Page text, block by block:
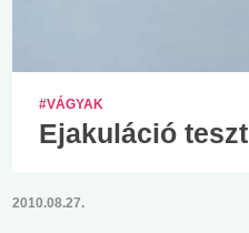
#VÁGYAK
Ejakuláció teszt
2010.08.27.